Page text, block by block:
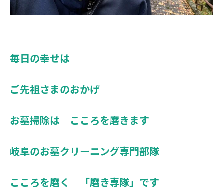
毎日の幸せは
ご先祖さまのおかげ
お墓掃除は こころを磨きます
岐阜のお墓クリーニング専門部隊
こころを磨く 「磨き専隊」です